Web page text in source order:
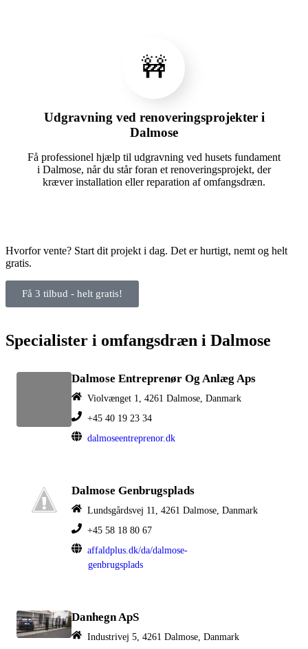
🚧
Udgravning ved renoveringsprojekter i
Dalmose
Få professionel hjælp til udgravning ved husets fundament
i Dalmose, når du står foran et renoveringsprojekt, der
kræver installation eller reparation af omfangsdræn.
Hvorfor vente? Start dit projekt i dag. Det er hurtigt, nemt og helt
gratis.
Få 3 tilbud - helt gratis!
Specialister i omfangsdræn i Dalmose
Dalmose Entreprenør Og Anlæg Aps
Violvænget 1, 4261 Dalmose, Danmark
+45 40 19 23 34
dalmoseentreprenor.dk
Dalmose Genbrugsplads
Lundsgårdsvej 11, 4261 Dalmose, Danmark
+45 58 18 80 67
affaldplus.dk/da/dalmose-
genbrugsplads
Danhegn ApS
Industrivej 5, 4261 Dalmose, Danmark